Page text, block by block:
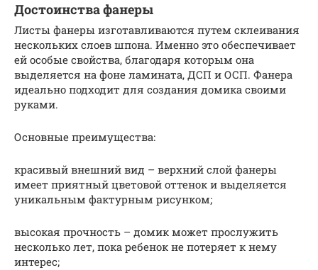
Достоинства фанеры
Листы фанеры изготавливаются путем склеивания
нескольких слоев шпона. Именно это обеспечивает
ей особые свойства, благодаря которым она
выделяется на фоне ламината, ДСП и ОСП. Фанера
идеально подходит для создания домика своими
руками.
Основные преимущества:
красивый внешний вид – верхний слой фанеры
имеет приятный цветовой оттенок и выделяется
уникальным фактурным рисунком;
высокая прочность – домик может прослужить
несколько лет, пока ребенок не потеряет к нему
интерес;